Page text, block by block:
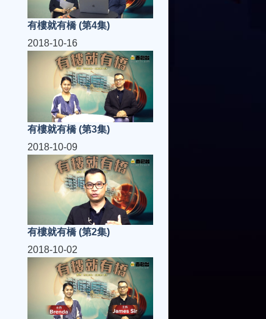
有樓就有橋 (第4集)
2018-10-16
有樓就有橋 (第3集)
2018-10-09
有樓就有橋 (第2集)
2018-10-02